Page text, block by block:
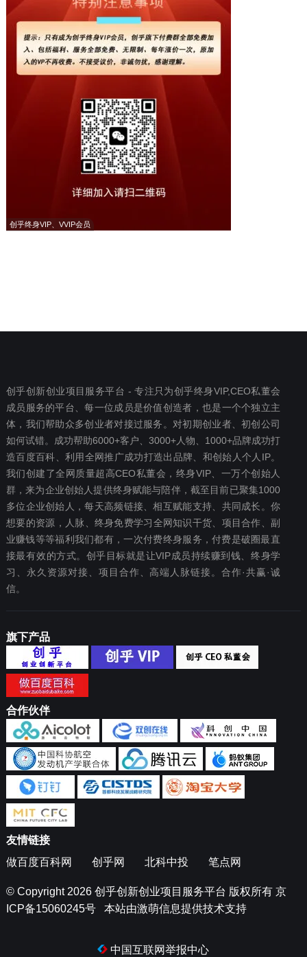
创乎终身VIP、VVIP会员
创乎创新创业项目服务平台 - 专注只为创乎终身VIP,CEO私董会
成员服务的平台、每一位成员是价值创造者，也是一个个独立主
体，我们帮助众多创业者对接过服务。对初期创业者、初创公司
如何试错。成功帮助6000+客户、3000+人物、1000+品牌成功打
造百度百科、利用全网推广成功打造出品牌、和创始人个人IP。
我们创建了全网质量超高CEO私董会，终身VIP、一万个创始人
群，来为企业创始人提供终身赋能与陪伴，截至目前已聚集1000
多位企业创始人，每天高频链接、相互赋能支持、共同成长。你
想要‬的资源，人脉、终身免费学习全网知识干货、项目合作、副
业赚钱等等福利我们都‬有，一次付费终‬身服务，付费是破圈最‬直
接最有效‬的方式。创乎目标就是让VIP成员持续赚到钱、终身学
习、永久资源对接、项目合作、高端人脉链接。合作·共赢·诚
信。
旗下产品
合作伙伴
友情链接
做百度百科网
创乎网 北科中投 笔点网
© Copyright 2026 创乎创新创业项目服务平台 版权所有 京
ICP备15060245号本站由激萌信息提供技术支持
中国互联网举报中心